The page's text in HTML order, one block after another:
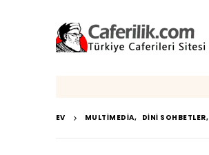
EV MULTIMEDIA, DINI SOHBETLER,